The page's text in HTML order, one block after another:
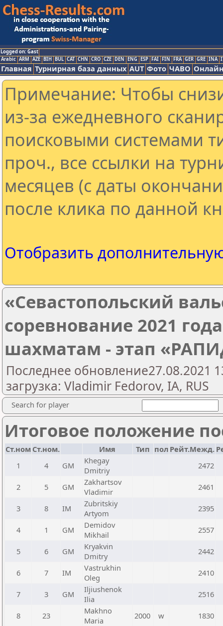
Logged on: Gast
Arabic ARM AZE BIH BUL CAT CHN CRO CZE DEN ENG ESP FAI FIN FRA GER GRE INA
Главная Турнирная база данных AUT Фото ЧАВО
Примечание: Чтобы
из-за ежедневного
поисковыми системами
проч., все ссылки на
месяцев (с даты
после клика по данной
Отобразить
«Севастопольский
соревнование 2021
шахматам - этап
Последнее обновление27.08.2021
загрузка: Vladimir Fedorov, IA, RUS
Search for player
Итоговое положение
Ст.ном Ст.ном. Имя Тип пол Рейт.Межд.
1
4 GM
Khegay
Dmitriy
2472
2 5 GM
Zakhartsov
Vladimir
2461
3 8 IM
Zubritskiy
Artyom
2395
4 1 GM
Demidov
Mikhail
2557
5 6 GM
Kryakvin
Dmitry
2442
6 7 IM
Vastrukhin
Oleg
2410
7 3 GM
Iljiushenok
Ilia
2516
8 23
Makhno
Maria
2000 w 1830